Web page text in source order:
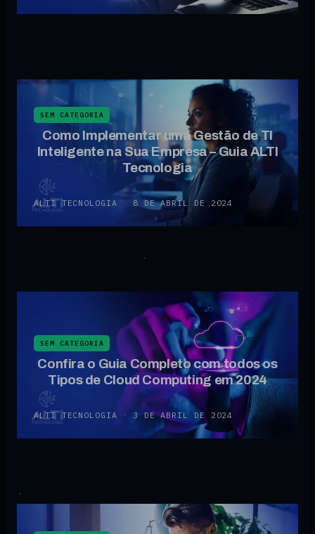
SEM CATEGORIA
Como Implementar uma Gestão de TI
Inteligente na Sua Empresa – Guia ALTI
Tecnologia
ALTI TECNOLOGIA · 8 DE ABRIL DE 2024
SEM CATEGORIA
Confira o Guia Completo com todos os
Tipos de Cloud Computing em 2024
ALTI TECNOLOGIA · 3 DE ABRIL DE 2024